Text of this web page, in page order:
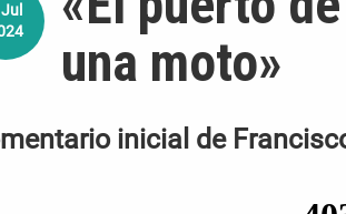
Jul
una moto»
inicial de